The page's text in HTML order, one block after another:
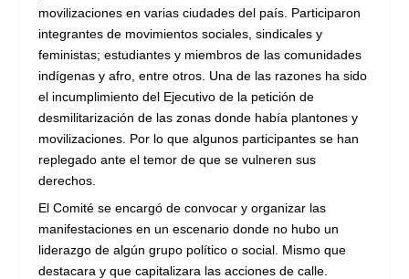
movilizaciones en varias ciudades del país. Participaron
integrantes de movimientos sociales, sindicales y
feministas; estudiantes y miembros de las comunidades
indígenas y afro, entre otros. Una de las razones ha sido
el incumplimiento del Ejecutivo de la petición de
desmilitarización de las zonas donde había plantones y
movilizaciones. Por lo que algunos participantes se han
replegado ante el temor de que se vulneren sus
derechos.
El Comité se encargó de convocar y organizar las
manifestaciones en un escenario donde no hubo un
liderazgo de algún grupo político o social. Mismo que
destacara y que capitalizara las acciones de calle.